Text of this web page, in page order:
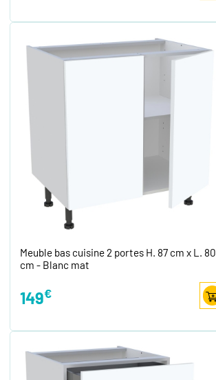
Meuble bas cuisine 2 portes H. 87 cm x L. 80
cm - Blanc mat
149€